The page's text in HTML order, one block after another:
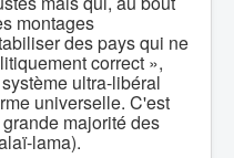
montages
des pays qui ne
correct »,
ultra-libéral
universelle. C'est
majorité des
lama).